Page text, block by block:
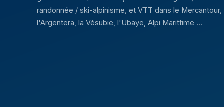
randonnée / ski-alpinisme, et VTT dans le Mercantour,
l'Argentera, la Vésubie, l'Ubaye, Alpi Marittime ...